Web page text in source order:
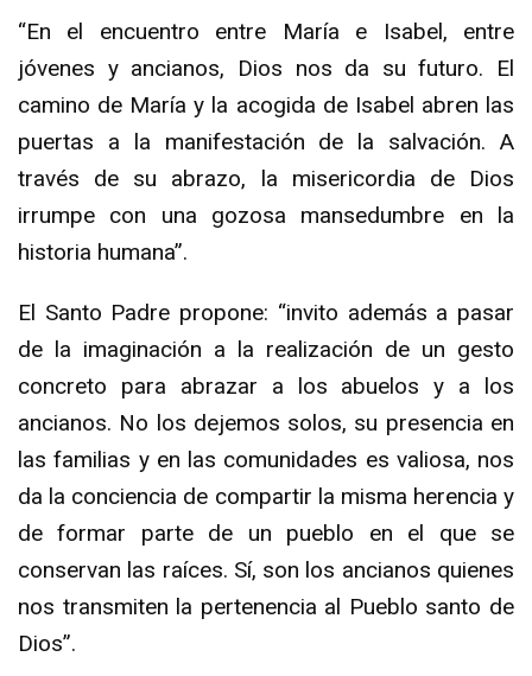
“En el encuentro entre María e Isabel, entre
jóvenes y ancianos, Dios nos da su futuro. El
camino de María y la acogida de Isabel abren las
puertas a la manifestación de la salvación. A
través de su abrazo, la misericordia de Dios
irrumpe con una gozosa mansedumbre en la
historia humana”.
El Santo Padre propone: “invito además a pasar
de la imaginación a la realización de un gesto
concreto para abrazar a los abuelos y a los
ancianos. No los dejemos solos, su presencia en
las familias y en las comunidades es valiosa, nos
da la conciencia de compartir la misma herencia y
de formar parte de un pueblo en el que se
conservan las raíces. Sí, son los ancianos quienes
nos transmiten la pertenencia al Pueblo santo de
Dios”.